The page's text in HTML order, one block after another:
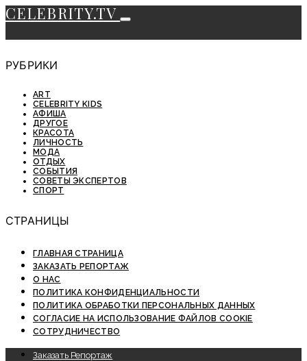
CELEBRITY.TV
РУБРИКИ
ART
CELEBRITY KIDS
АФИША
ДРУГОЕ
КРАСОТА
ЛИЧНОСТЬ
МОДА
ОТДЫХ
СОБЫТИЯ
СОВЕТЫ ЭКСПЕРТОВ
СПОРТ
СТРАНИЦЫ
ГЛАВНАЯ СТРАНИЦА
ЗАКАЗАТЬ РЕПОРТАЖ
О НАС
ПОЛИТИКА КОНФИДЕНЦИАЛЬНОСТИ
ПОЛИТИКА ОБРАБОТКИ ПЕРСОНАЛЬНЫХ ДАННЫХ
СОГЛАСИЕ НА ИСПОЛЬЗОВАНИЕ ФАЙЛОВ COOKIE
СОТРУДНИЧЕСТВО
Заказать Репортаж